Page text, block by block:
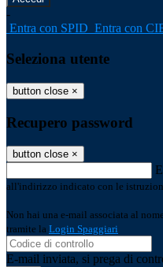
-
Entra con SPID Entra con
Seleziona utente
button close ×
Recupero password
button close ×
all'indirizzo indicato con le
Non hai una e-mail associata al
tramite la Login Spaggiari
E-mail inviata, si prega di